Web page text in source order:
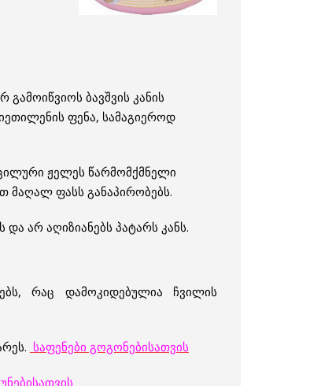
ბავშვის კანის
ფენა, სამაგიეროდ
ჟელეს წარმომქმნელი
მაღალ ფასს განაპირობებს.
არ აღიზიანებს პატარს კანს.
რაც დამოკიდებულია ჩვილის
საფენები გოგონებისათვის